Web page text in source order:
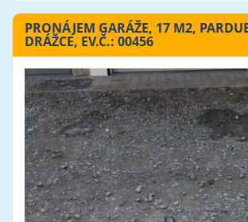
PRONÁJEM GARÁŽE, 17 M2,
DRÁŽCE, EV.Č.: 00456